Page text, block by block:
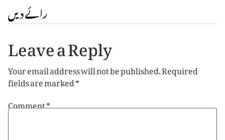
رائے دیں
Leave a Reply
Your email address will not be published.Required
fields are marked*
Comment*